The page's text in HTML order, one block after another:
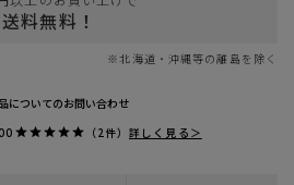
送料無料！
※北海道・沖縄等の離島を除く
についてのお問い合わせ
（2件）詳しく見る＞